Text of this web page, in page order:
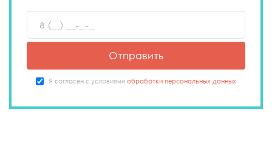
Отправить
Я согласен с условиями обработки персональных данных